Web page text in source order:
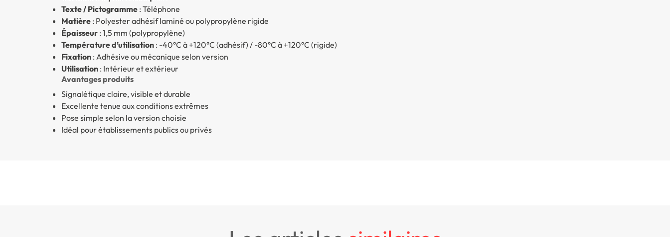
Texte / Pictogramme: Téléphone
Matière: Polyester adhésif laminé ou polypropylène rigide
Épaisseur: 1,5 mm (polypropylène)
Température d’utilisation: -40°C à +120°C (adhésif) / -80°C à +120°C (rigide)
Fixation: Adhésive ou mécanique selon version
Utilisation: Intérieur et extérieur
Avantages produits
Signalétique claire, visible et durable
Excellente tenue aux conditions extrêmes
Pose simple selon la version choisie
Idéal pour établissements publics ou privés